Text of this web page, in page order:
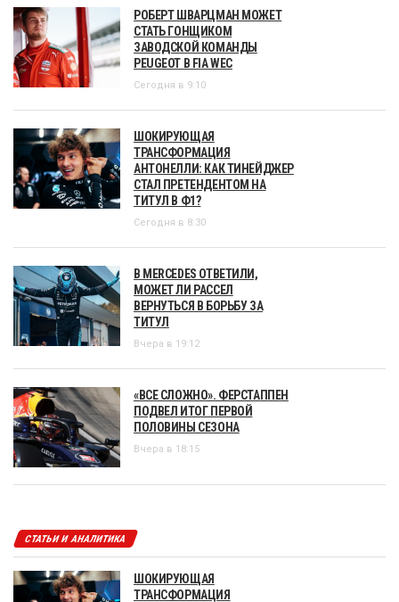
РОБЕРТ ШВАРЦМАН МОЖЕТ
СТАТЬ ГОНЩИКОМ
ЗАВОДСКОЙ КОМАНДЫ
PEUGEOT В FIA WEC
Сегодня в 9:10
ШОКИРУЮЩАЯ
ТРАНСФОРМАЦИЯ
АНТОНЕЛЛИ: КАК ТИНЕЙДЖЕР
СТАЛ ПРЕТЕНДЕНТОМ НА
ТИТУЛ В Ф1?
Сегодня в 8:30
В MERCEDES ОТВЕТИЛИ,
МОЖЕТ ЛИ РАССЕЛ
ВЕРНУТЬСЯ В БОРЬБУ ЗА
ТИТУЛ
Вчера в 19:12
«ВСЕ СЛОЖНО». ФЕРСТАППЕН
ПОДВЕЛ ИТОГ ПЕРВОЙ
ПОЛОВИНЫ СЕЗОНА
Вчера в 18:15
СТАТЬИ И АНАЛИТИКА
ШОКИРУЮЩАЯ
ТРАНСФОРМАЦИЯ